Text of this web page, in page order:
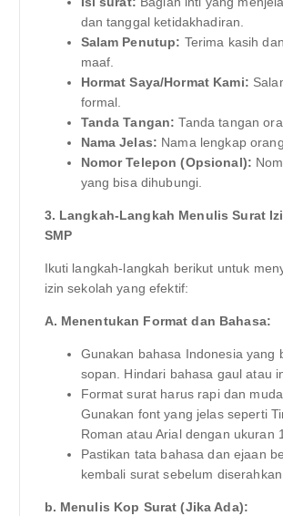
dan tanggal ketidakhadiran.
Salam Penutup: Terima kasih
maaf.
Hormat Saya/Hormat Kami:
formal.
Tanda Tangan: Tanda tangan
Nama Jelas: Nama lengkap
Nomor Telepon (Opsional):
yang bisa dihubungi.
3. Langkah-Langkah Menulis Surat
SMP
Ikuti langkah-langkah berikut untuk
izin sekolah yang efektif:
A. Menentukan Format dan Bahasa:
Gunakan bahasa Indonesia yang
sopan. Hindari bahasa gaul atau
Format surat harus rapi dan
Gunakan font yang jelas seperti
Roman atau Arial dengan ukuran
Pastikan tata bahasa dan ejaan
kembali surat sebelum
b. Menulis Kop Surat (Jika Ada):